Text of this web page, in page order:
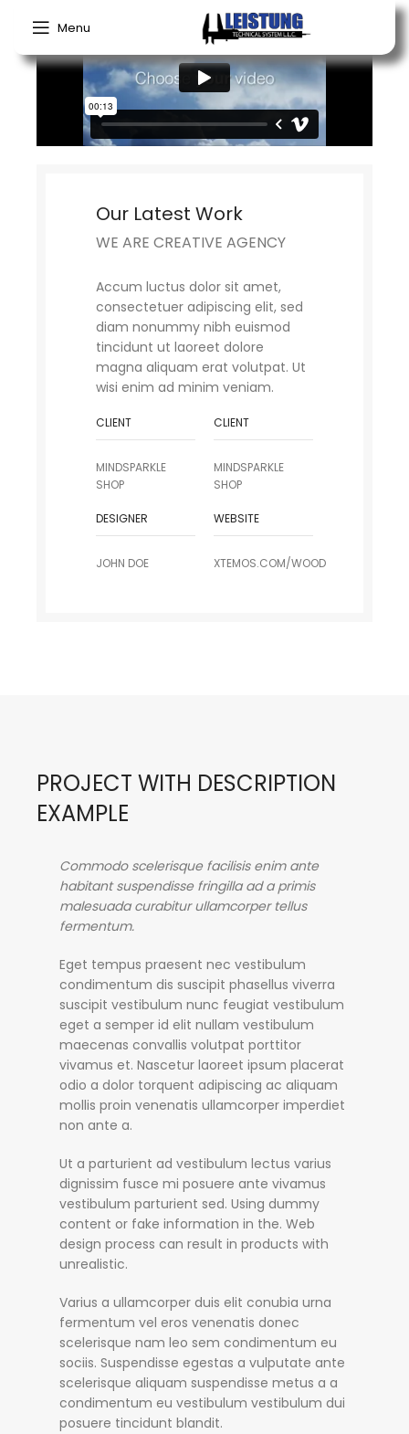
Menu
Our Latest Work
WE ARE CREATIVE AGENCY
Accum luctus dolor sit amet,
consectetuer adipiscing elit, sed
diam nonummy nibh euismod
tincidunt ut laoreet dolore
magna aliquam erat volutpat. Ut
wisi enim ad minim veniam.
CLIENT
MINDSPARKLE
SHOP
CLIENT
MINDSPARKLE
SHOP
DESIGNER
JOHN DOE
WEBSITE
XTEMOS.COM/WOOD
PROJECT WITH DESCRIPTION
EXAMPLE
Commodo scelerisque facilisis enim ante
habitant suspendisse fringilla ad a primis
malesuada curabitur ullamcorper tellus
fermentum.
Eget tempus praesent nec vestibulum
condimentum dis suscipit phasellus viverra
suscipit vestibulum nunc feugiat vestibulum
eget a semper id elit nullam vestibulum
maecenas convallis volutpat porttitor
vivamus et. Nascetur laoreet ipsum placerat
odio a dolor torquent adipiscing ac aliquam
mollis proin venenatis ullamcorper imperdiet
non ante a.
Ut a parturient ad vestibulum lectus varius
dignissim fusce mi posuere ante vivamus
vestibulum parturient sed. Using dummy
content or fake information in the. Web
design process can result in products with
unrealistic.
Varius a ullamcorper duis elit conubia urna
fermentum vel eros venenatis donec
scelerisque nam leo sem condimentum eu
sociis. Suspendisse egestas a vulputate ante
scelerisque aliquam suspendisse metus a a
condimentum eu vestibulum vestibulum dui
posuere tincidunt blandit.